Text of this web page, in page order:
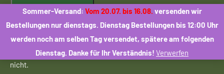
Sommer-Versand: Vom 20.07. bis 16.08. versenden wir
Bestellungen nur dienstags. Dienstag Bestellungen bis 12:00 Uhr
werden noch am selben Tag versendet, spätere am folgenden
Dienstag. Danke für Ihr Verständnis! Verwerfen
ANMELDEN
Mit der Anmeldung stimmen Sie dem Erhalt des Naturaum-
Newsletters zu. Eine Weitergabe Ihrer Daten an Dritte erfolgt
nicht.